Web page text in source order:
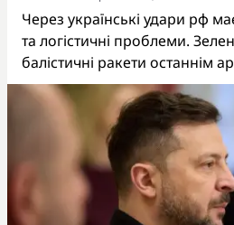
Через українські удари рф
та логістичні проблеми.
балістичні ракети останнім